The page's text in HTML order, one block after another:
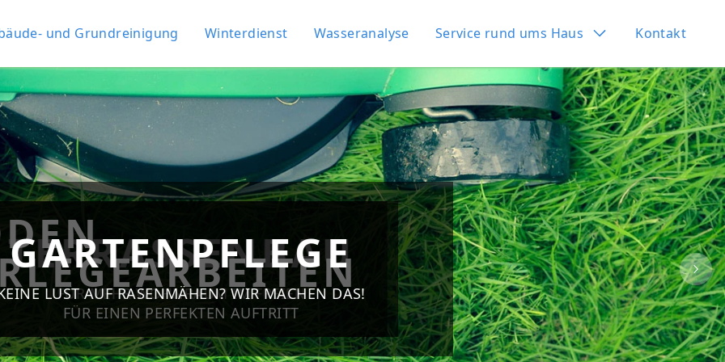
und Grundreinigung Winterdienst Wasseranalyse Service rund ums Haus Kontakt
TERRASSENBAU
FÜR MEHR WOHNRAUM IM FREIEN
FÜR EINEN PERFEKTEN AUFTRITT
GARTENPFLEGE
LUST AUF RASENMÄHEN? WIR MACHEN DAS!
Next